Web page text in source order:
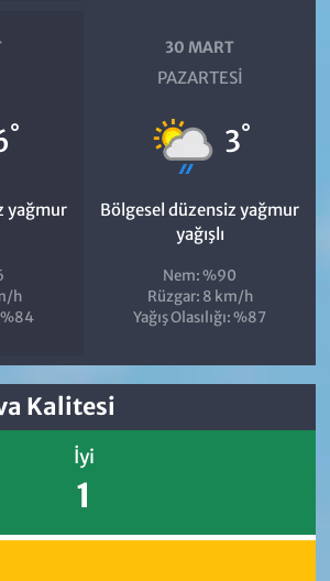
°
yağmur
h
%84
30 MART
PAZARTESI
3°
Bölgesel düzensiz yağmur
yağışlı
Nem: %90
Rüzgar: 8 km/h
Yağış Olasılığı: %87
Kalitesi
İyi
1